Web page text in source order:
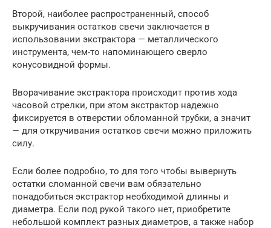
Второй, наиболее распространенный, способ
выкручивания остатков свечи заключается в
использовании экстрактора — металлического
инструмента, чем-то напоминающего сверло
конусовидной формы.
Вворачивание экстрактора происходит против хода
часовой стрелки, при этом экстрактор надежно
фиксируется в отверстии обломанной трубки, а значит
— для откручивания остатков свечи можно приложить
силу.
Если более подробно, то для того чтобы вывернуть
остатки сломанной свечи вам обязательно
понадобиться экстрактор необходимой длинны и
диаметра. Если под рукой такого нет, приобретите
небольшой комплект разных диаметров, а также набор